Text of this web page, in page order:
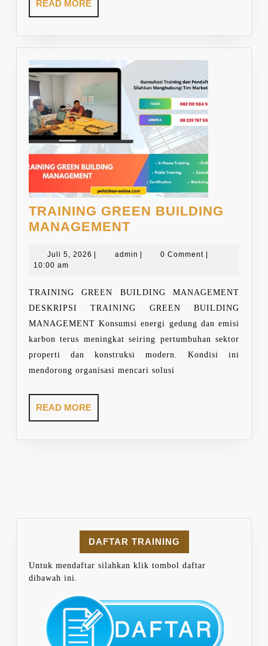
READ MOREREAD
MORE
TRAINING GREEN BUILDING
MANAGEMENTTRAINING
BUILDING
Juli 5, 2026 Juli
admin admin0 Comment
10:00 am
TRAINING GREEN BUILDING MANAGEMENT
DESKRIPSI TRAINING GREEN BUILDING
MANAGEMENT Konsumsi energi gedung dan emisi
karbon terus meningkat seiring pertumbuhan sektor
properti dan konstruksi modern. Kondisi ini
mendorong organisasi mencari solusi
READ MOREREAD
MORE
DAFTAR TRAINING
Untuk mendaftar silahkan klik tombol daftar
dibawah ini.